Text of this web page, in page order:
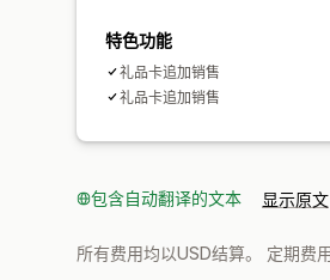
特色功能
礼品卡追加销售
礼品卡追加销售
包含自动翻译的文本 显示原文
所有费用均以USD结算。 定期费